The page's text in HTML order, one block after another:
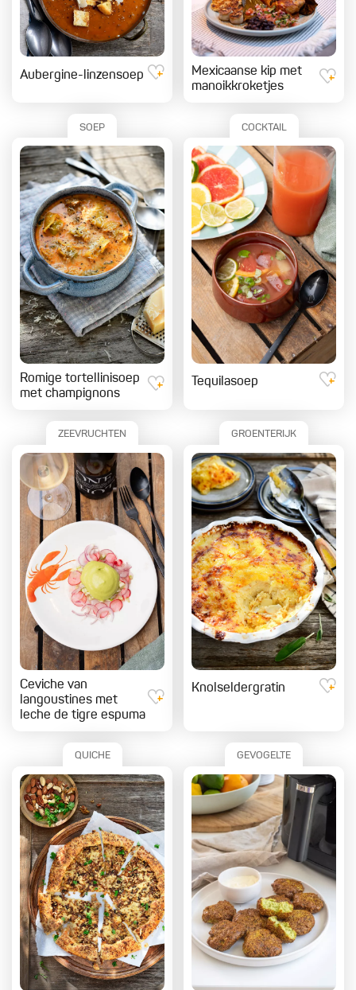
Aubergine-linzensoep
Mexicaanse kip met
manoikkroketjes
SOEP
Romige tortellinisoep
met champignons
COCKTAIL
Tequilasoep
ZEEVRUCHTEN
Ceviche van
langoustines met
leche de tigre espuma
GROENTERIJK
Knolseldergratin
QUICHE GEVOGELTE